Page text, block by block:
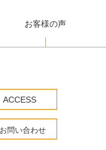
お客様の声
ACCESS
お問い合わせ